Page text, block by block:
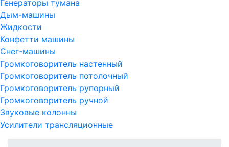
Генераторы тумана
Дым-машины
Жидкости
Конфетти машины
Снег-машины
Громкоговоритель настенный
Громкоговоритель потолочный
Громкоговоритель рупорный
Громкоговоритель ручной
Звуковые колонны
Усилители трансляционные